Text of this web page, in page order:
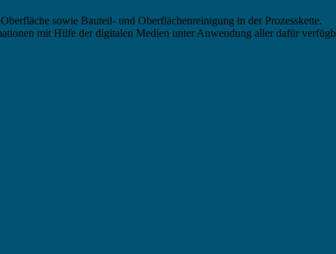
sowie Bauteil- und Oberflächenreinigung in der Prozesskette.
mit Hilfe der digitalen Medien unter Anwendung aller dafür